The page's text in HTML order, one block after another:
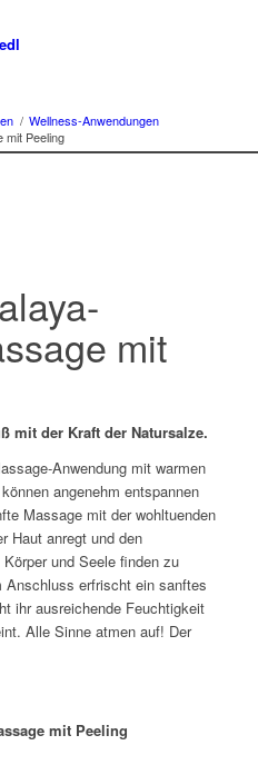
/ Wellness-Anwendungen
mit Peeling
mit
mit der Kraft der Natursalze.
Anwendung mit warmen
angenehm entspannen
Massage mit der wohltuenden
Haut anregt und den
und Seele finden zu
Anschluss erfrischt ein sanftes
ihr ausreichende Feuchtigkeit
Alle Sinne atmen auf! Der
mit Peeling